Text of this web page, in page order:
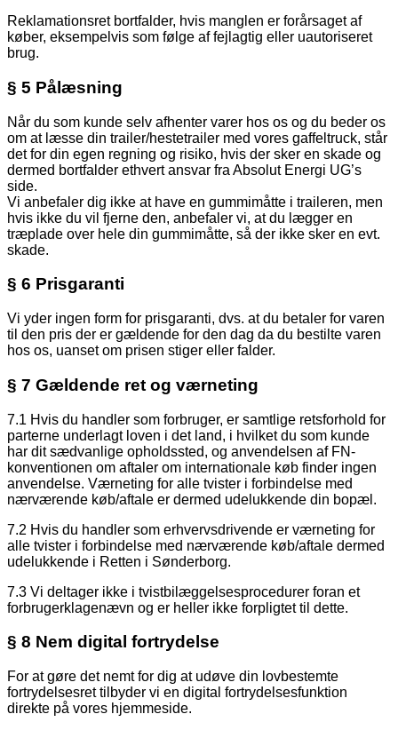
Reklamationsret bortfalder, hvis manglen er forårsaget af
køber, eksempelvis som følge af fejlagtig eller uautoriseret
brug.
§ 5 Pålæsning
Når du som kunde selv afhenter varer hos os og du beder os
om at læsse din trailer/hestetrailer med vores gaffeltruck, står
det for din egen regning og risiko, hvis der sker en skade og
dermed bortfalder ethvert ansvar fra Absolut Energi UG’s
side.
Vi anbefaler dig ikke at have en gummimåtte i traileren, men
hvis ikke du vil fjerne den, anbefaler vi, at du lægger en
træplade over hele din gummimåtte, så der ikke sker en evt.
skade.
§ 6 Prisgaranti
Vi yder ingen form for prisgaranti, dvs. at du betaler for varen
til den pris der er gældende for den dag da du bestilte varen
hos os, uanset om prisen stiger eller falder.
§ 7 Gældende ret og værneting
7.1 Hvis du handler som forbruger, er samtlige retsforhold for
parterne underlagt loven i det land, i hvilket du som kunde
har dit sædvanlige opholdssted, og anvendelsen af FN-
konventionen om aftaler om internationale køb finder ingen
anvendelse. Værneting for alle tvister i forbindelse med
nærværende køb/aftale er dermed udelukkende din bopæl.
7.2 Hvis du handler som erhvervsdrivende er værneting for
alle tvister i forbindelse med nærværende køb/aftale dermed
udelukkende i Retten i Sønderborg.
7.3 Vi deltager ikke i tvistbilæggelsesprocedurer foran et
forbrugerklagenævn og er heller ikke forpligtet til dette.
§ 8 Nem digital fortrydelse
For at gøre det nemt for dig at udøve din lovbestemte
fortrydelsesret tilbyder vi en digital fortrydelsesfunktion
direkte på vores hjemmeside.